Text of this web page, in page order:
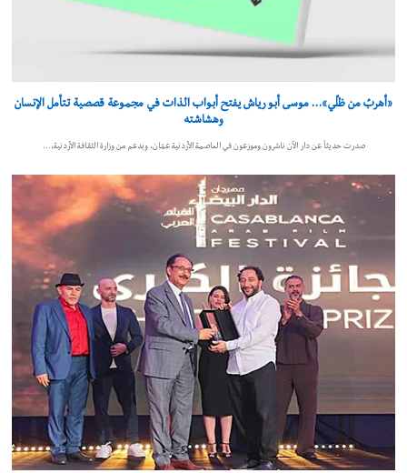
«أهربُ من ظلّي»… موسى أبو رياش يفتح أبواب الذات في مجموعة قصصية تتأمل الإنسان
وهشاشته
صدرت حديثاً عن دار الآن ناشرون وموزعون في العاصمة الأردنية عمّان، وبدعم من وزارة الثقافة الأردنية،…